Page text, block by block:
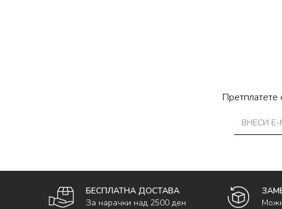
Претплатете
БЕСПЛАТНА ДОСТАВА
За нарачки над 2500 ден